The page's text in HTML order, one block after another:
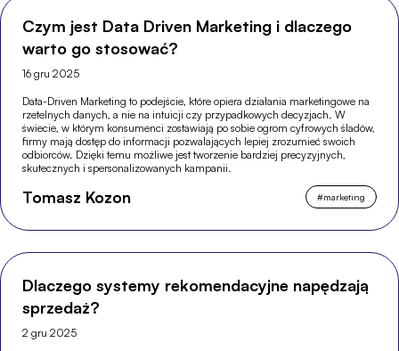
Czym jest Data Driven Marketing i dlaczego
warto go stosować?
16 gru 2025
Data-Driven Marketing to podejście, które opiera działania marketingowe na
rzetelnych danych, a nie na intuicji czy przypadkowych decyzjach. W
świecie, w którym konsumenci zostawiają po sobie ogrom cyfrowych śladów,
firmy mają dostęp do informacji pozwalających lepiej zrozumieć swoich
odbiorców. Dzięki temu możliwe jest tworzenie bardziej precyzyjnych,
skutecznych i spersonalizowanych kampanii.
Tomasz Kozon #marketing
Dlaczego systemy rekomendacyjne napędzają
sprzedaż?
2 gru 2025